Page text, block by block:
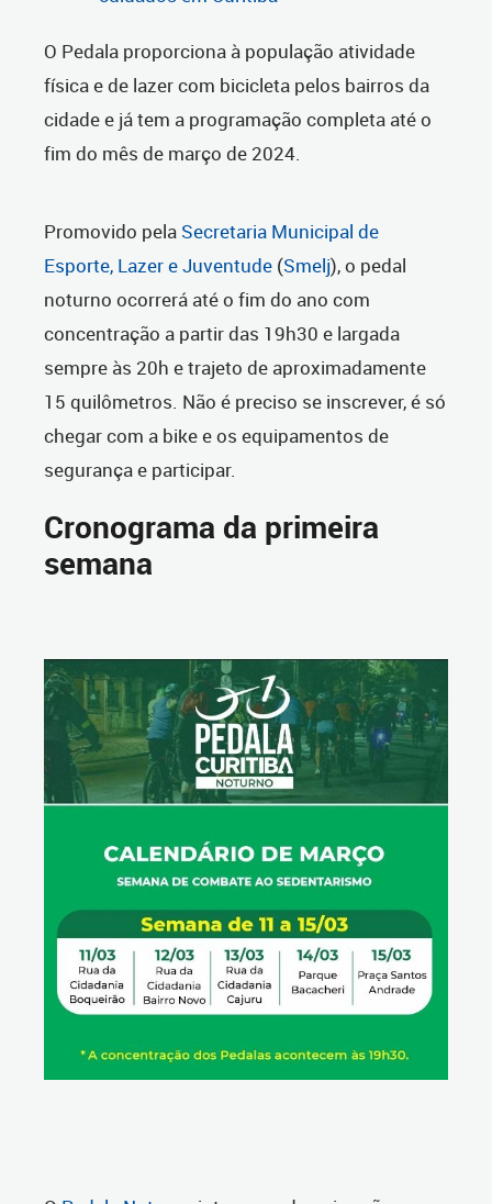
O Pedala proporciona à população atividade
física e de lazer com bicicleta pelos bairros da
cidade e já tem a programação completa até o
fim do mês de março de 2024.
Promovido pela Secretaria Municipal de
Esporte, Lazer e Juventude (Smelj), o pedal
noturno ocorrerá até o fim do ano com
concentração a partir das 19h30 e largada
sempre às 20h e trajeto de aproximadamente
15 quilômetros. Não é preciso se inscrever, é só
chegar com a bike e os equipamentos de
segurança e participar.
Cronograma da primeira
semana